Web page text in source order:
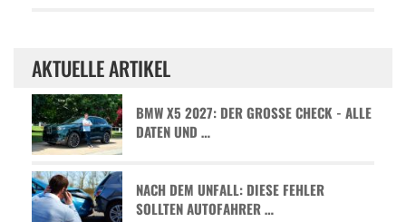
AKTUELLE ARTIKEL
BMW X5 2027: DER GROSSE CHECK - ALLE D
ATEN UND …
NACH DEM UNFALL: DIESE FEHLER
SOLLTEN AUTOFAHRER …